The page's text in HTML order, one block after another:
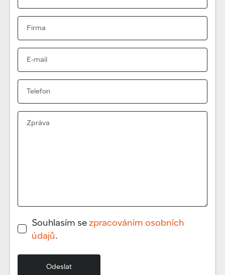
Souhlasím se zpracováním osobních
údajů.